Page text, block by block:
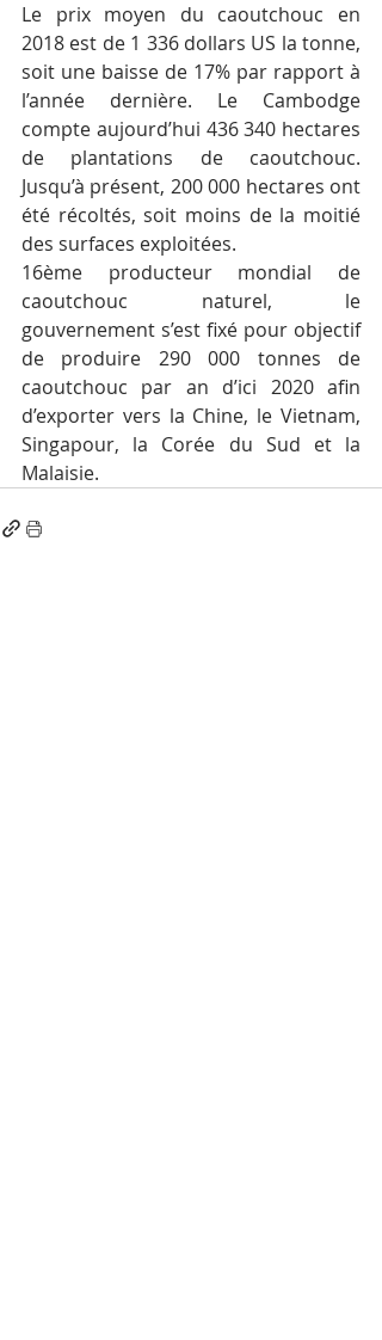
Le prix moyen du caoutchouc en
2018 est de 1 336 dollars US la tonne,
soit une baisse de 17% par rapport à
l’année dernière. Le Cambodge
compte aujourd’hui 436 340 hectares
de plantations de caoutchouc.
Jusqu’à présent, 200 000 hectares ont
été récoltés, soit moins de la moitié
des surfaces exploitées.
16ème producteur mondial de
caoutchouc naturel, le
gouvernement s’est fixé pour objectif
de produire 290 000 tonnes de
caoutchouc par an d’ici 2020 afin
d’exporter vers la Chine, le Vietnam,
Singapour, la Corée du Sud et la
Malaisie.